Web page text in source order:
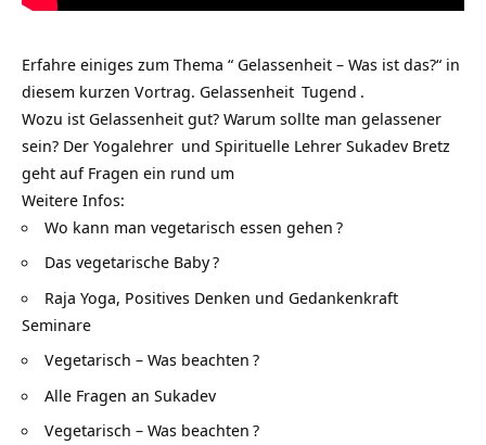
Erfahre einiges zum Thema “ Gelassenheit – Was ist das?“ in
diesem kurzen Vortrag. Gelassenheit Tugend .
Wozu ist Gelassenheit gut? Warum sollte man gelassener
sein? Der Yogalehrer und Spirituelle Lehrer Sukadev Bretz
geht auf Fragen ein rund um
Weitere Infos:
Wo kann man vegetarisch essen gehen ?
Das vegetarische Baby?
Raja Yoga, Positives Denken und Gedankenkraft
Seminare
Vegetarisch – Was beachten ?
Alle Fragen an Sukadev
Vegetarisch – Was beachten ?